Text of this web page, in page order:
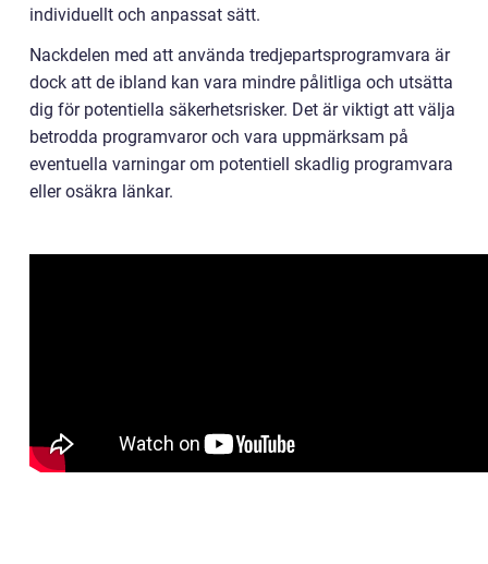
individuellt och anpassat sätt.
Nackdelen med att använda tredjepartsprogramvara är
dock att de ibland kan vara mindre pålitliga och utsätta
dig för potentiella säkerhetsrisker. Det är viktigt att välja
betrodda programvaror och vara uppmärksam på
eventuella varningar om potentiell skadlig programvara
eller osäkra länkar.